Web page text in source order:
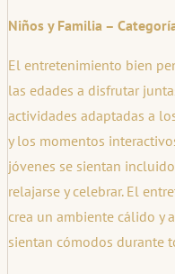
Niños y Familia –
El entretenimiento bien
las edades a disfrutar
actividades adaptadas a
y los momentos
jóvenes se sientan
relajarse y celebrar. El
crea un ambiente cálido y
sientan cómodos durante